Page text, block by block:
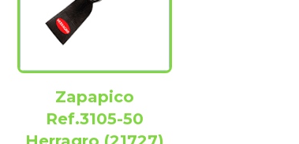
Zapapico
Ref.3105-50